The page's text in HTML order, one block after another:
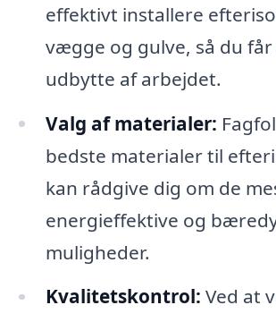
effektivt installere
vægge og gulve, så du
udbytte af arbejdet.
Valg af materialer:
bedste materialer til
kan rådgive dig om de
energieffektive og
muligheder.
Kvalitetskontrol: Ved at